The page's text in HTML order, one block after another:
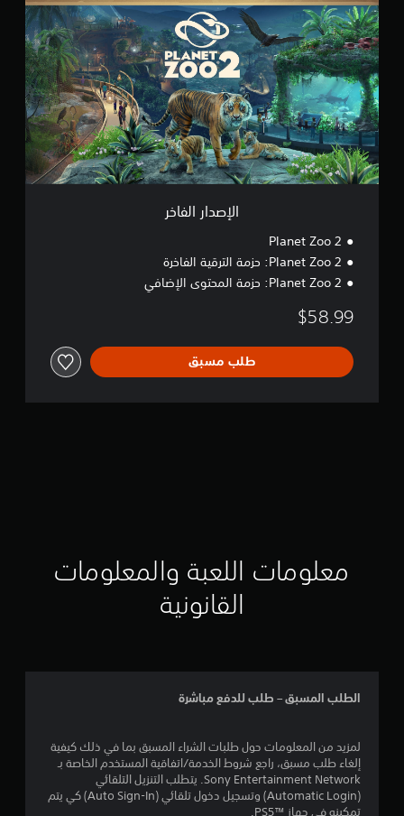
ل
إ
ص
د
ا
ر
ا
ل
ف
خ
ر
الإصدار الفاخر
Planet Zoo 2
Planet Zoo 2: حزمة الترقية الفاخرة
Planet Zoo 2: حزمة المحتوى الإضافي
$58.99
طلب مسبق
معلومات اللعبة والمعلومات
القانونية
الطلب المسبق – طلب للدفع مباشرة
لمزيد من المعلومات حول طلبات الشراء المسبق بما في ذلك كيفية
إلغاء طلب مسبق، راجع شروط الخدمة/اتفاقية المستخدم الخاصة بـ
Sony Entertainment Network. يتطلب التنزيل التلقائي
(Automatic Login) وتسجيل دخول تلقائي (Auto Sign-In) كي يتم
تمكينه في جهاز PS5™‎.